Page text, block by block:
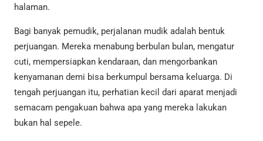
halaman.
Bagi banyak pemudik, perjalanan mudik adalah bentuk
perjuangan. Mereka menabung berbulan bulan, mengatur
cuti, mempersiapkan kendaraan, dan mengorbankan
kenyamanan demi bisa berkumpul bersama keluarga. Di
tengah perjuangan itu, perhatian kecil dari aparat menjadi
semacam pengakuan bahwa apa yang mereka lakukan
bukan hal sepele.